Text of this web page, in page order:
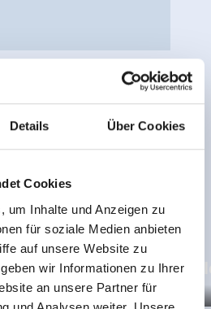
Details Über Cookies
Cookies
um Inhalte und Anzeigen zu
für soziale Medien anbieten
auf unsere Website zu
wir Informationen zu Ihrer
an unsere Partner für
ORTE